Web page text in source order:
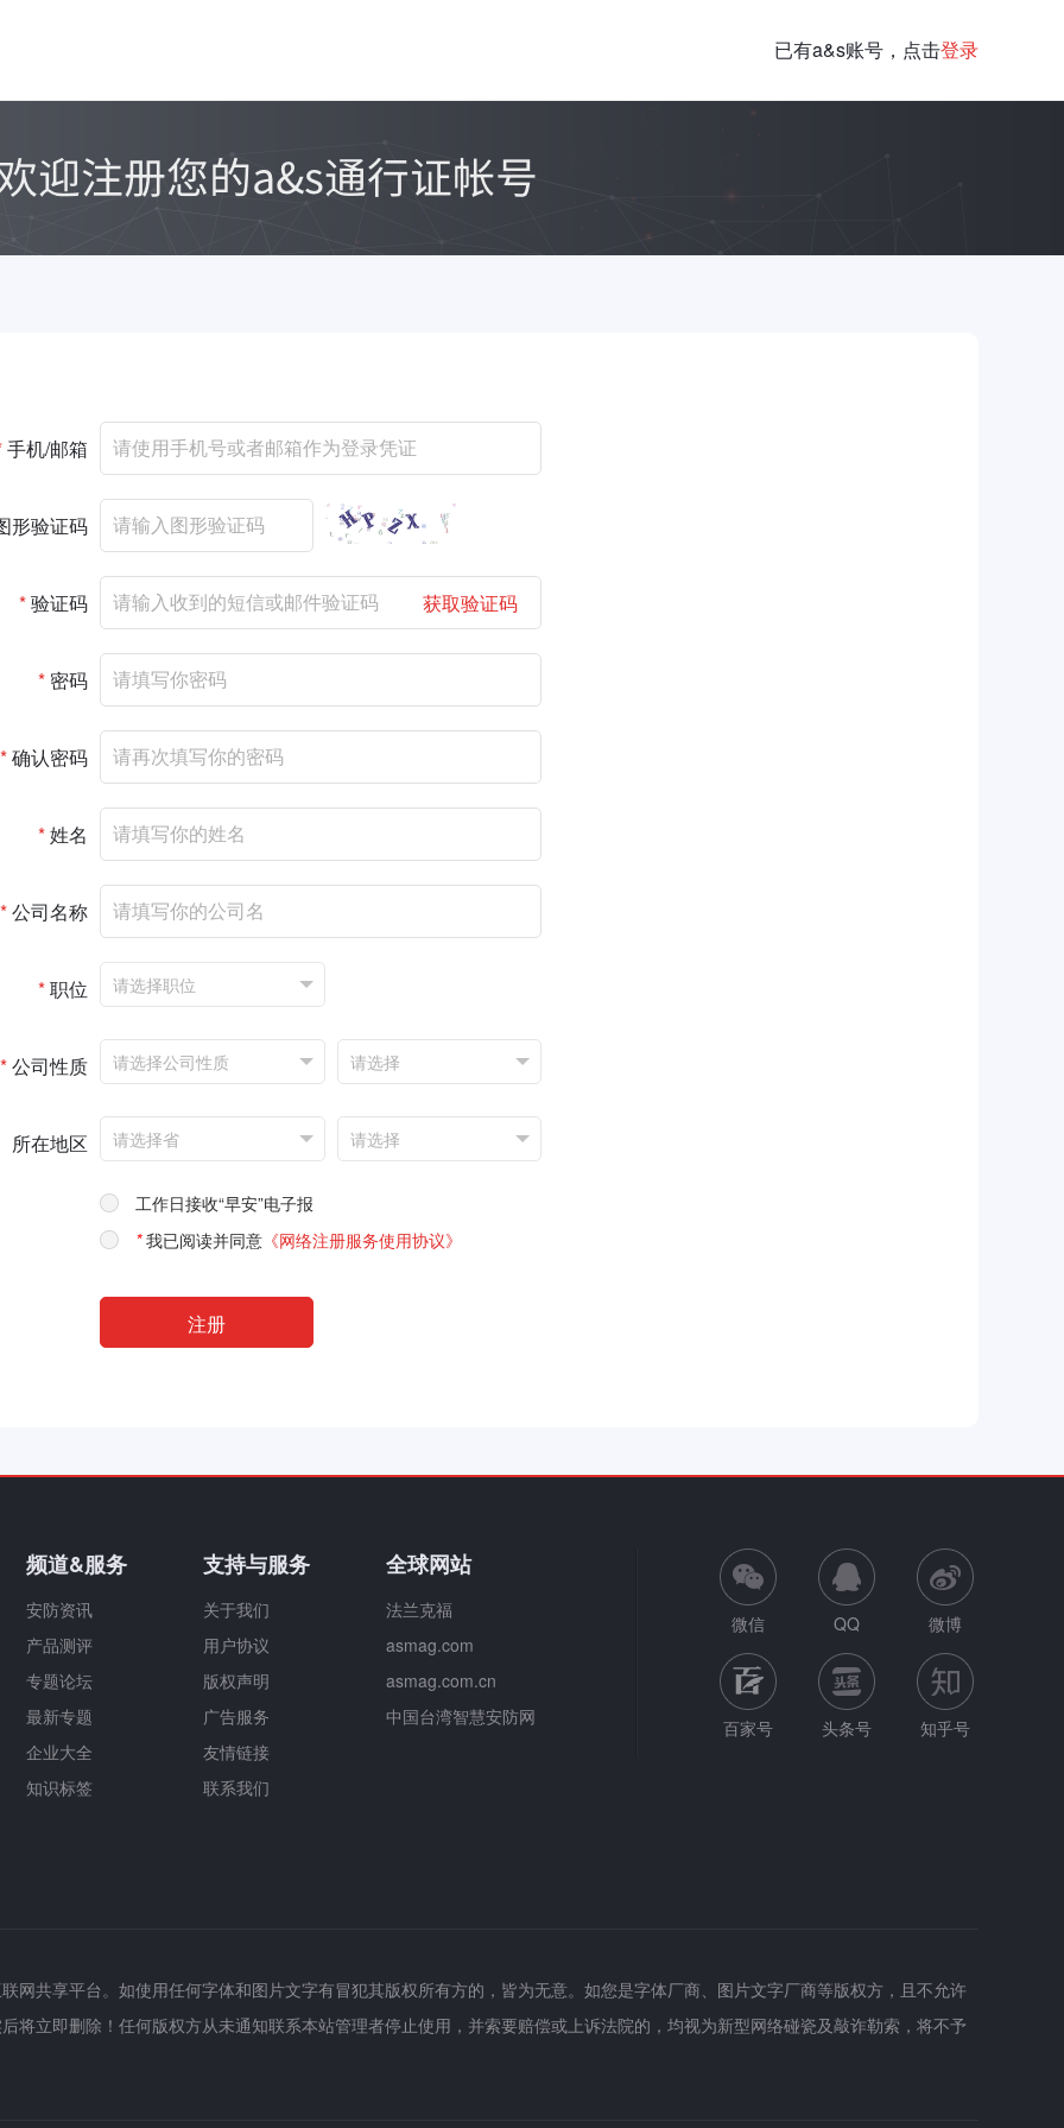
已有a&s账号，点击登录
手机/邮箱
形验证码
*验证码 获取验证码
* 密码
*确认密码
*姓名
*公司名称
*职位
*公司性质
所在地区
工作日接收“早安”电子报
*我已阅读并同意 《网络注册服务使用协议》
频道&服务
安防资讯
产品测评
专题论坛
最新专题
企业大全
知识标签
支持与服务
关于我们
用户协议
版权声明
广告服务
友情链接
联系我们
全球网站
法兰克福
asmag.com
asmag.com.cn
中国台湾智慧安防网
微信 QQ 微博
百家号 头条号 知乎号
网共享平台。如使用任何字体和图片文字有冒犯其版权所有方的，皆为无意。如您是字体厂商、图片文字厂商等版权方，且不允许
将立即删除！任何版权方从未通知联系本站管理者停止使用，并索要赔偿或上诉法院的，均视为新型网络碰瓷及敲诈勒索，将不予